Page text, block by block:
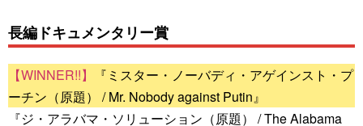
長編ドキュメンタリー賞
『ミスター・ノーバディ・アゲインスト・プ
ーチン（原題） / Mr. Nobody against Putin』
『ジ・アラバマ・ソリューション（原題） / The Alabama